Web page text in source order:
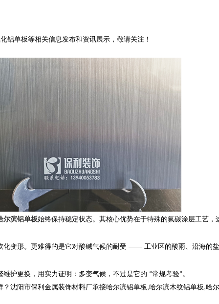
铝单板等相关信息发布和资讯展示，敬请关注！
尔滨铝单板始终保持稳定状态。其核心优势在于特殊的氟碳涂层工艺
变形。更难得的是它对酸碱气候的耐受 —— 工业区的酸雨、沿海的
护更换，用实力证明：多变气候，不过是它的 “常规考验”。
沈阳市保利金属装饰材料厂承接哈尔滨铝单板,哈尔滨木纹铝单板,哈